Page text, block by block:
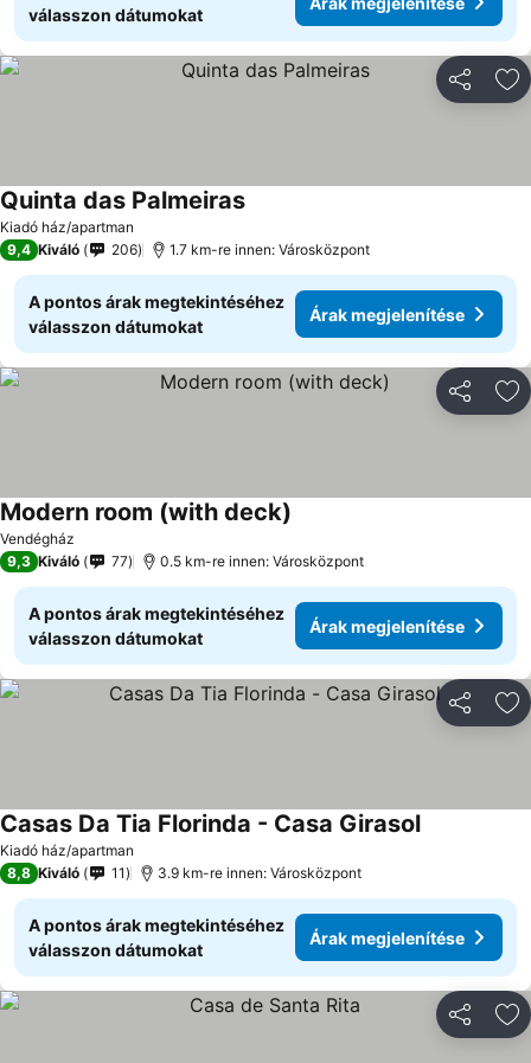
válasszon dátumokat
Kiadó ház/apartman
Quinta das Palmeiras
9,4 Kiváló 206 1.7 km-re innen: Városközpont
A pontos árak megtekintéséhez
válasszon dátumokat
Árak megjelenítése
Vendégház
Modern room (with deck)
9,3 Kiváló 77 0.5 km-re innen: Városközpont
A pontos árak megtekintéséhez
válasszon dátumokat
Árak megjelenítése
Kiadó ház/apartman
Casas Da Tia Florinda - Casa Girasol
8,8 Kiváló 11 3.9 km-re innen: Városközpont
A pontos árak megtekintéséhez
válasszon dátumokat
Árak megjelenítése